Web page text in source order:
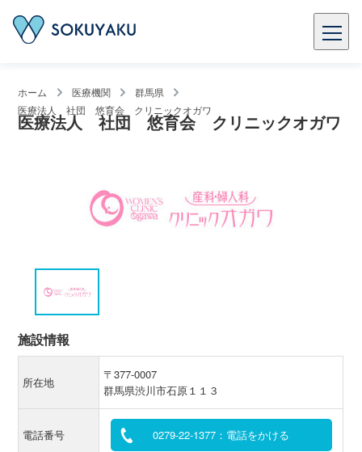
ホーム 医療機関
群馬県
医療法人 社団 悠育会 クリニックオガワ
医療法人 社団 悠育会 クリニックオガワ
施設情報
所在地
〒377-0007
群馬県渋川市石原１１３
電話番号 0279-22-1377：電話をかける